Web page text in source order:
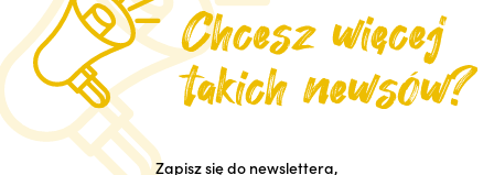
Zapisz się do newslettera,